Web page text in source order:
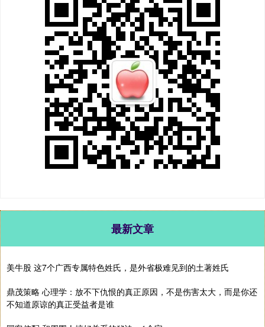
最新文章
美牛股 这7个广西专属特色姓氏，是外省极难见到的土著姓氏
鼎茂策略 心理学：放不下仇恨的真正原因，不是伤害太大，而是你还
不知道原谅的真正受益者是谁